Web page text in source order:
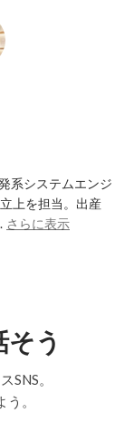
系システムエンジ
上を担当。出産
さらに表示
う
SNS。
。